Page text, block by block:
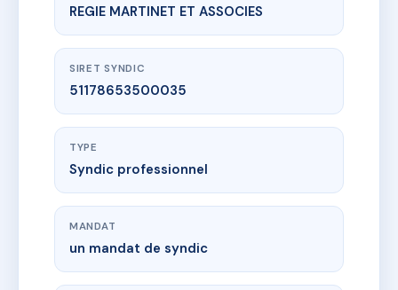
REGIE MARTINET ET ASSOCIES
SIRET SYNDIC
51178653500035
TYPE
Syndic professionnel
MANDAT
un mandat de syndic